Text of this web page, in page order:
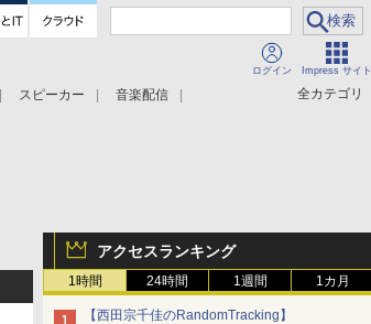
ログイン Impress サイト
全カテゴリ
スピーカー
音楽配信
アクセスランキング
1時間 24時間 1週間 1カ月
【西田宗千佳のRandomTracking】